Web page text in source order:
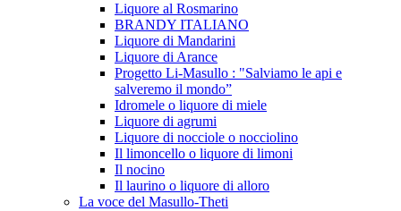
Liquore al Rosmarino
BRANDY ITALIANO
Liquore di Mandarini
Liquore di Arance
Progetto Li-Masullo : "Salviamo le api e
salveremo il mondo”
Idromele o liquore di miele
Liquore di agrumi
Liquore di nocciole o nocciolino
Il limoncello o liquore di limoni
Il nocino
Il laurino o liquore di alloro
La voce del Masullo-Theti